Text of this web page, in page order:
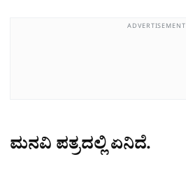
ADVERTISEMENT
ಮನವಿ ಪತ್ರದಲ್ಲಿ ಏನಿದೆ.